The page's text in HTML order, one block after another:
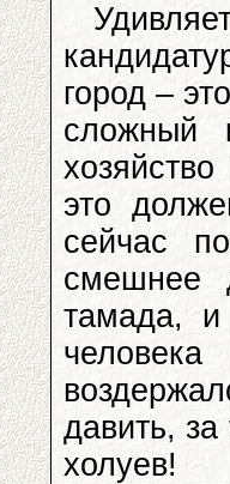
город –
сложный
это
сейчас
смешнее
тамада, и
давить,
холуев!